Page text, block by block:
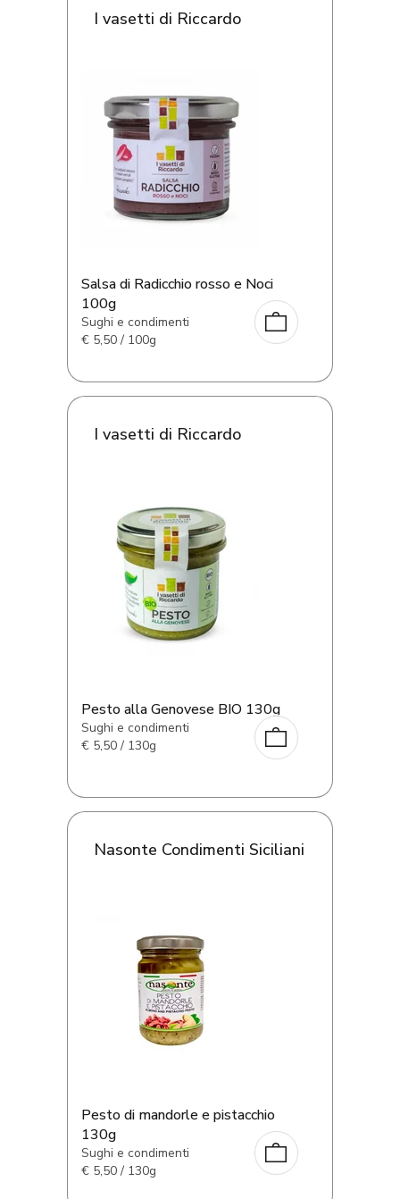
I vasetti di Riccardo
Salsa di Radicchio rosso e Noci
100g
Sughi e condimenti
€ 5,50 / 100g
I vasetti di Riccardo
Pesto alla Genovese BIO 130g
Sughi e condimenti
€ 5,50 / 130g
Nasonte Condimenti Siciliani
Pesto di mandorle e pistacchio
130g
Sughi e condimenti
€ 5,50 / 130g